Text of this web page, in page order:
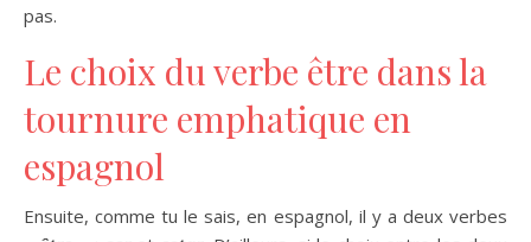
pas.
Le choix du verbe être dans la
tournure emphatique en
espagnol
Ensuite, comme tu le sais, en espagnol, il y a deux verbes